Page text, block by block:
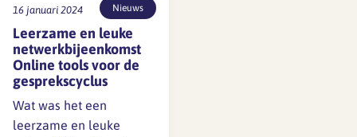
16 januari 2024 Nieuws
Leerzame en leuke
netwerkbijeenkomst
Online tools voor de
gesprekscyclus
Wat was het een
leerzame en leuke